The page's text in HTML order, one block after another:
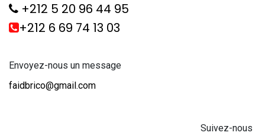
+212 5 20 96 44 95
+212 6 69 74 13 03
Envoyez-nous un message
faidbrico@gmail.com
Suivez-nous